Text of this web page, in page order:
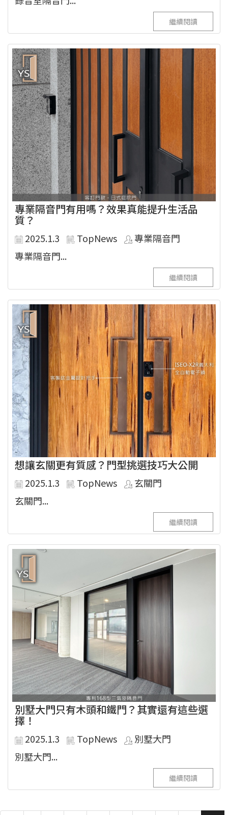
繼續閱讀
專業隔音門有用嗎？效果真能提升生活品
質？
2025.1.3 TopNews
專業隔音門
專業隔音門...
繼續閱讀
想讓玄關更有質感？門型挑選技巧大公開
2025.1.3 TopNews
玄關門
玄關門...
繼續閱讀
別墅大門只有木頭和鐵門？其實還有這些選
擇！
2025.1.3 TopNews
別墅大門
別墅大門...
繼續閱讀